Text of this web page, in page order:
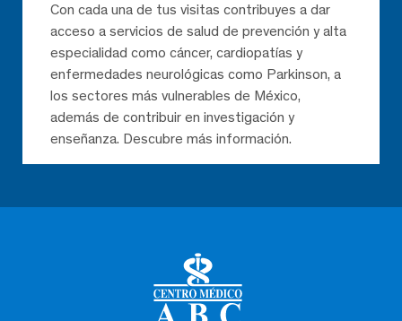
Con cada una de tus visitas contribuyes a dar
acceso a servicios de salud de prevención y alta
especialidad como cáncer, cardiopatías y
enfermedades neurológicas como Parkinson, a
los sectores más vulnerables de México,
además de contribuir en investigación y
enseñanza. Descubre más información.